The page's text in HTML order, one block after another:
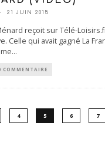
21 JUIN 2015
reçoit sur Télé-
Celle qui avait gagné La
...
COMMENTAIRE
4 5 6 7